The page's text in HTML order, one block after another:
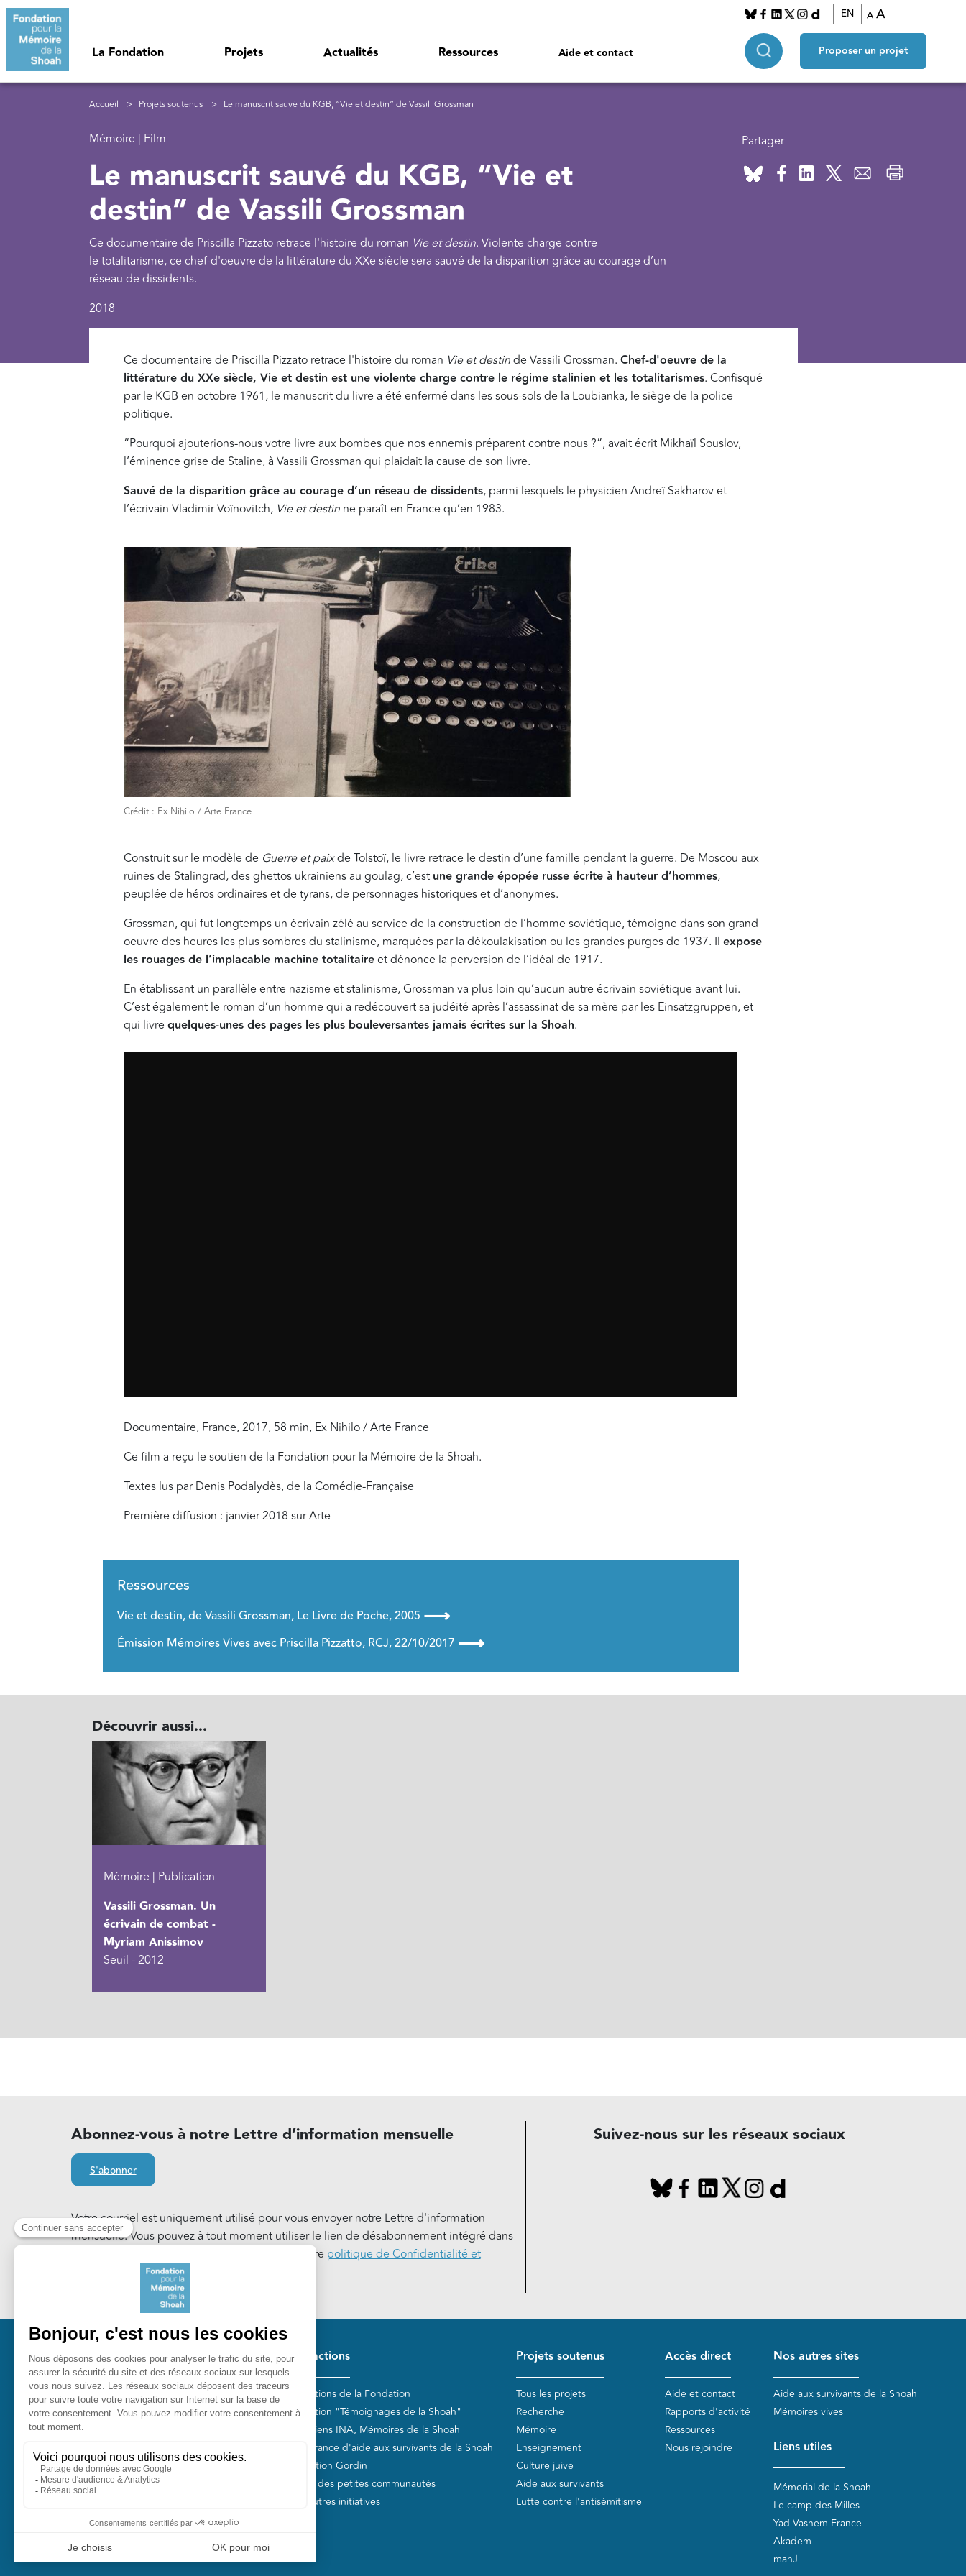
Aller au contenu principal
La Fondation Projets Actualités Ressources Aide et contact
EN A A
Proposer un projet
Fil d'Ariane
Accueil Projets soutenus Le manuscrit sauvé du KGB, “Vie et destin” de Vassili Grossman
Mémoire | Film
Le manuscrit sauvé du KGB, “Vie et
destin” de Vassili Grossman
Ce documentaire de Priscilla Pizzato retrace l'histoire du roman Vie et destin. Violente charge contre
le totalitarisme, ce chef-d'oeuvre de la littérature du XXe siècle sera sauvé de la disparition grâce au courage d’un
réseau de dissidents.
2018
Partager
Ce documentaire de Priscilla Pizzato retrace l'histoire du roman Vie et destinde Vassili Grossman. Chef-d'oeuvre de la
littérature du XXe siècle, Vie et destin est une violente charge contre le régime stalinien et les totalitarismes. Confisqué
par le KGB en octobre 1961, le manuscrit du livre a été enfermé dans les sous-sols de la Loubianka, le siège de la police
politique.
“Pourquoi ajouterions-nous votre livre aux bombes que nos ennemis préparent contre nous ?”, avait écrit Mikhaïl Souslov,
l’éminence grise de Staline, à Vassili Grossman qui plaidait la cause de son livre.
Sauvé de la disparition grâce au courage d’un réseau de dissidents, parmi lesquels le physicien Andreï Sakharov et
l’écrivain Vladimir Voïnovitch, Vie et destin ne paraît en France qu’en 1983.
Crédit : Ex Nihilo / Arte France
Construit sur le modèle de Guerre et paixde Tolstoï, le livre retrace le destin d’une famille pendant la guerre. De Moscou aux
ruines de Stalingrad, des ghettos ukrainiens au goulag, c’est une grande épopée russe écrite à hauteur d’hommes,
peuplée de héros ordinaires et de tyrans, de personnages historiques et d’anonymes.
Grossman, qui fut longtemps un écrivain zélé au service de la construction de l’homme soviétique, témoigne dans son grand
oeuvre des heures les plus sombres du stalinisme, marquées par la dékoulakisation ou les grandes purges de 1937. Il expose
les rouages de l’implacable machine totalitaireet dénonce la perversion de l’idéal de 1917.
En établissant un parallèle entre nazisme et stalinisme, Grossman va plus loin qu’aucun autre écrivain soviétique avant lui.
C’est également le roman d’un homme qui a redécouvert sa judéité après l’assassinat de sa mère par les Einsatzgruppen, et
qui livre quelques-unes des pages les plus bouleversantes jamais écrites sur la Shoah.
Documentaire, France, 2017, 58 min, Ex Nihilo / Arte France
Ce film a reçu le soutien de la Fondation pour la Mémoire de la Shoah.
Textes lus par Denis Podalydès, de la Comédie-Française
Première diffusion : janvier 2018 sur Arte
Ressources
Vie et destin, de Vassili Grossman, Le Livre de Poche, 2005 ⟶
Émission Mémoires Vives avec Priscilla Pizzatto, RCJ, 22/10/2017 ⟶
Découvrir aussi...
Mémoire | Publication
Vassili Grossman. Un
écrivain de combat -
Myriam Anissimov
Seuil - 2012
Abonnez-vous à notre Lettre d’information mensuelle
S'abonner
Votre courriel est uniquement utilisé pour vous envoyer notre Lettre d'information
mensuelle. Vous pouvez à tout moment utiliser le lien de désabonnement intégré dans
notre Lettre d'information. En savoir plus sur notre politique de Confidentialité et
Suivez-nous sur les réseaux sociaux
Fondation pour la Mémoire de la
Shoah
Tél. 01 53 42 63 10
Pied de page
Nos actions
Les actions de la Fondation
Collection "Témoignages de la Shoah"
Entretiens INA, Mémoires de la Shoah
Plan France d'aide aux survivants de la Shoah
Fondation Gordin
Fonds des petites communautés
Nos autres initiatives
Projets soutenus
Tous les projets
Recherche
Mémoire
Enseignement
Culture juive
Aide aux survivants
Lutte contre l'antisémitisme
Accès direct
Aide et contact
Rapports d'activité
Ressources
Nous rejoindre
Nos autres sites
Aide aux survivants de la Shoah
Mémoires vives
Liens utiles
Mémorial de la Shoah
Le camp des Milles
Yad Vashem France
Akadem
mahJ